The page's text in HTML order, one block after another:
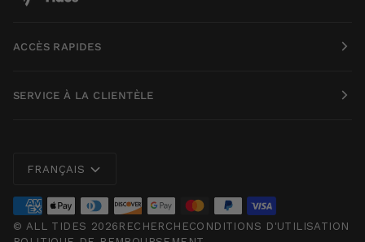
ACCÈS RAPIDES
SERVICE À LA CLIENTÈLE
FRANÇAIS
© ALL TIDES 2026 RECHERCHECONDITIONS D'UTILISATION